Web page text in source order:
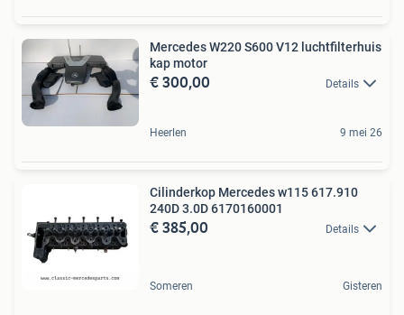
Mercedes W220 S600 V12 luchtfilterhuis
kap motor
€ 300,00 Details
Heerlen 9 mei 26
Cilinderkop Mercedes w115 617.910
240D 3.0D 6170160001
€ 385,00 Details
Someren Gisteren